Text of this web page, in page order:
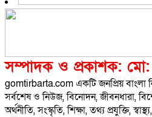
সম্পাদক ও প্রকাশক:
gomtirbarta.com একটি জনপ্রিয় বাংলা
সর্বশেষ ও নিউজ, বিনোদন, জীবনধারা,
অর্থনীতি, সংস্কৃতি, শিক্ষা, তথ্য প্রযুক্তি,